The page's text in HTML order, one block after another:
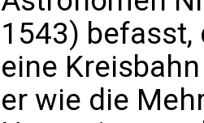
1543) befasst,
eine
er wie die